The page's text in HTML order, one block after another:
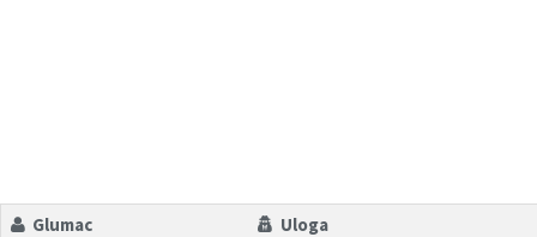
Glumac
Uloga